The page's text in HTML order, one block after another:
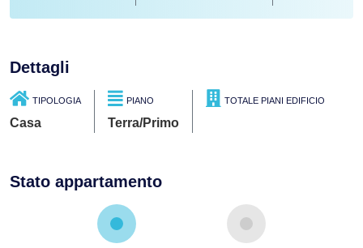
Dettagli
TIPOLOGIA
Casa
PIANO
Terra/Primo
TOTALE PIANI EDIFICIO
Stato appartamento